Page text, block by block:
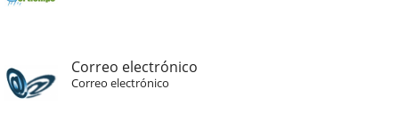
Correo electrónico
Correo electrónico